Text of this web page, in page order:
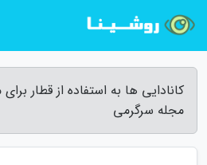
کانادایی ها به استفاده از قطار
مجله سرگرمی